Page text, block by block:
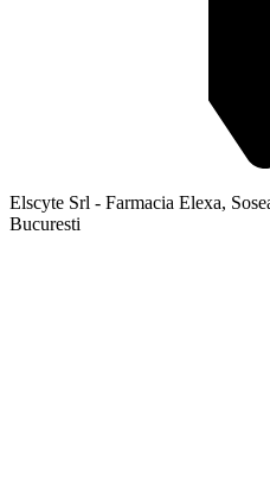
Elscyte Srl - Farmacia Elexa,
Bucuresti